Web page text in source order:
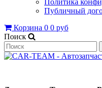
Политика
Публичный
Корзина 0 0 руб
Поиск